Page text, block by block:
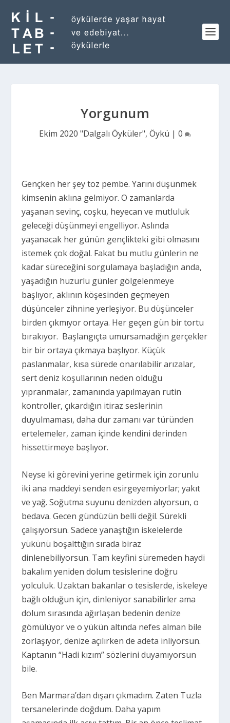
Yorgunum
Ekim 2020 "Dalgalı Öyküler", Öykü | 0
Gençken her şey toz pembe. Yarını düşünmek
kimsenin aklına gelmiyor. O zamanlarda
yaşanan sevinç, coşku, heyecan ve mutluluk
geleceği düşünmeyi engelliyor. Aslında
yaşanacak her günün gençlikteki gibi olmasını
istemek çok doğal. Fakat bu mutlu günlerin ne
kadar süreceğini sorgulamaya başladığın anda,
yaşadığın huzurlu günler gölgelenmeye
başlıyor, aklının köşesinden geçmeyen
düşünceler zihnine yerleşiyor. Bu düşünceler
birden çıkmıyor ortaya. Her geçen gün bir tortu
bırakıyor. Başlangıçta umursamadığın gerçekler
bir bir ortaya çıkmaya başlıyor. Küçük
paslanmalar, kısa sürede onarılabilir arızalar,
sert deniz koşullarının neden olduğu
yıpranmalar, zamanında yapılmayan rutin
kontroller, çıkardığın itiraz seslerinin
duyulmaması, daha dur zamanı var türünden
ertelemeler, zaman içinde kendini derinden
hissettirmeye başlıyor.
Neyse ki görevini yerine getirmek için zorunlu
iki ana maddeyi senden esirgeyemiyorlar; yakıt
ve yağ. Soğutma suyunu denizden alıyorsun, o
bedava. Gecen gündüzün belli değil. Sürekli
çalışıyorsun. Sadece yanaştığın iskelelerde
yükünü boşalttığın sırada biraz
dinlenebiliyorsun. Tam keyfini süremeden haydi
bakalım yeniden dolum tesislerine doğru
yolculuk. Uzaktan bakanlar o tesislerde, iskeleye
bağlı olduğun için, dinleniyor sanabilirler ama
dolum sırasında ağırlaşan bedenin denize
gömülüyor ve o yükün altında nefes alman bile
zorlaşıyor, denize açılırken de adeta inliyorsun.
Kaptanın “Hadi kızım’’ sözlerini duyamıyorsun
bile.
Ben Marmara’dan dışarı çıkmadım. Zaten Tuzla
tersanelerinde doğdum. Daha yapım